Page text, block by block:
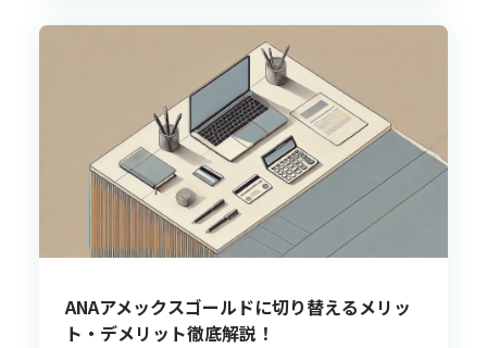
ANAアメックスゴールドに切り替えるメリッ
ト・デメリット徹底解説！